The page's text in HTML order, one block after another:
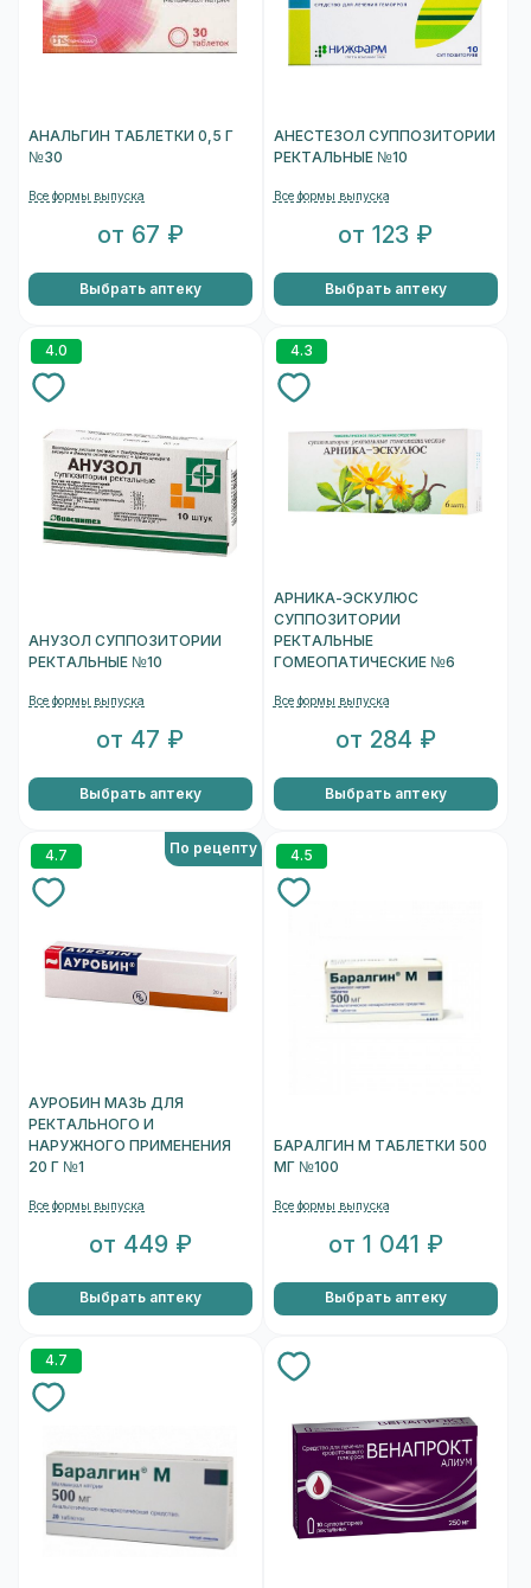
АНАЛЬГИН ТАБЛЕТКИ 0,5 Г
№30
Все формы выпуска
от 67 ₽
Выбрать аптеку
АНЕСТЕЗОЛ СУППОЗИТОРИИ
РЕКТАЛЬНЫЕ №10
Все формы выпуска
от 123 ₽
Выбрать аптеку
4.0
АНУЗОЛ СУППОЗИТОРИИ
РЕКТАЛЬНЫЕ №10
Все формы выпуска
от 47 ₽
Выбрать аптеку
4.3
АРНИКА-ЭСКУЛЮС
СУППОЗИТОРИИ
РЕКТАЛЬНЫЕ
ГОМЕОПАТИЧЕСКИЕ №6
Все формы выпуска
от 284 ₽
Выбрать аптеку
4.7 По рецепту
АУРОБИН МАЗЬ ДЛЯ
РЕКТАЛЬНОГО И
НАРУЖНОГО ПРИМЕНЕНИЯ
20 Г №1
Все формы выпуска
от 449 ₽
Выбрать аптеку
4.5
БАРАЛГИН М ТАБЛЕТКИ 500
МГ №100
Все формы выпуска
от 1 041 ₽
Выбрать аптеку
4.7